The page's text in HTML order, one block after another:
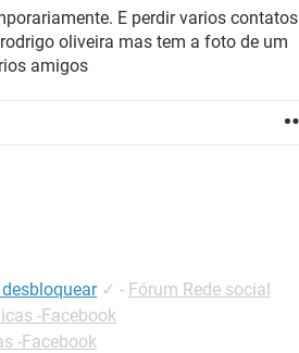
E perdir varios contatos
oliveira mas tem a foto de um
amigos
✓ - Fórum Rede social
-Facebook
-Facebook